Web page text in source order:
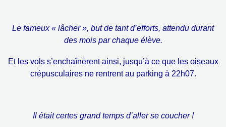
Le fameux « lâcher », but de tant d’efforts, attendu durant
des mois par chaque élève.
Et les vols s’enchaînèrent ainsi, jusqu’à ce que les oiseaux
crépusculaires ne rentrent au parking à 22h07.
Il était certes grand temps d’aller se coucher !